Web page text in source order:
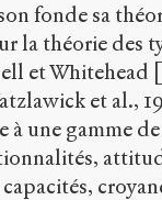
fonde sa
la théorie des
et Whitehead
et al.,
à une gamme